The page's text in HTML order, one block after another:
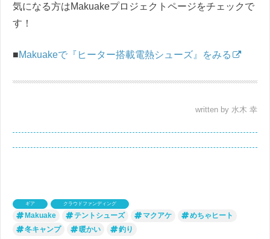
気になる方はMakuakeプロジェクトページをチェックで
す！
■Makuakeで『ヒーター搭載電熱シューズ』をみる
written by 水木 幸
ギア クラウドファンディング
Makuake テントシューズ マクアケ
めちゃヒート
冬キャンプ
暖かい 釣り